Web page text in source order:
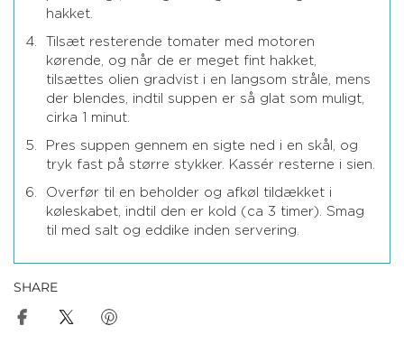
hakket.
Tilsæt resterende tomater med motoren
kørende, og når de er meget fint hakket,
tilsættes olien gradvist i en langsom stråle, mens
der blendes, indtil suppen er så glat som muligt,
cirka 1 minut.
Pres suppen gennem en sigte ned i en skål, og
tryk fast på større stykker. Kassér resterne i sien.
Overfør til en beholder og afkøl tildækket i
køleskabet, indtil den er kold (ca 3 timer). Smag
til med salt og eddike inden servering.
SHARE